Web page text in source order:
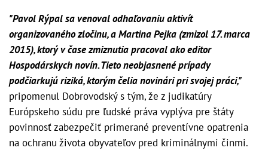
"Pavol Rýpal sa venoval odhaľovaniu aktivít
organizovaného zločinu, a Martina Pejka (zmizol 17. marca
2015), ktorý v čase zmiznutia pracoval ako editor
Hospodárskych novín. Tieto neobjasnené prípady
podčiarkujú riziká, ktorým čelia novinári pri svojej práci,"
pripomenul Dobrovodský s tým, že z judikatúry
Európskeho súdu pre ľudské práva vyplýva pre štáty
povinnosť zabezpečiť primerané preventívne opatrenia
na ochranu života obyvateľov pred kriminálnymi činmi.